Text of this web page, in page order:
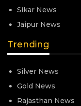
Sikar News
Jaipur News
Trending
Silver News
Gold News
Rajasthan News